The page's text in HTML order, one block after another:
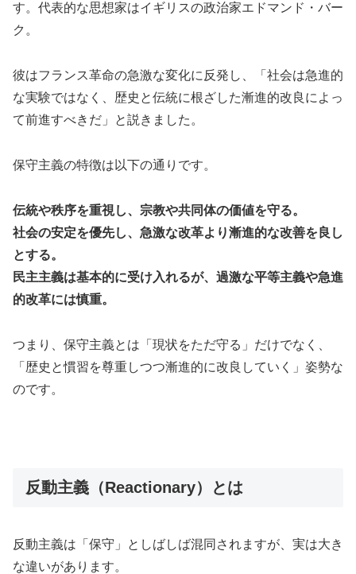
す。代表的な思想家はイギリスの政治家エドマンド・バー
ク。
彼はフランス革命の急激な変化に反発し、「社会は急進的
な実験ではなく、歴史と伝統に根ざした漸進的改良によっ
て前進すべきだ」と説きました。
保守主義の特徴は以下の通りです。
伝統や秩序を重視し、宗教や共同体の価値を守る。
社会の安定を優先し、急激な改革より漸進的な改善を良し
とする。
民主主義は基本的に受け入れるが、過激な平等主義や急進
的改革には慎重。
つまり、保守主義とは「現状をただ守る」だけでなく、
「歴史と慣習を尊重しつつ漸進的に改良していく」姿勢な
のです。
反動主義（Reactionary）とは
反動主義は「保守」としばしば混同されますが、実は大き
な違いがあります。